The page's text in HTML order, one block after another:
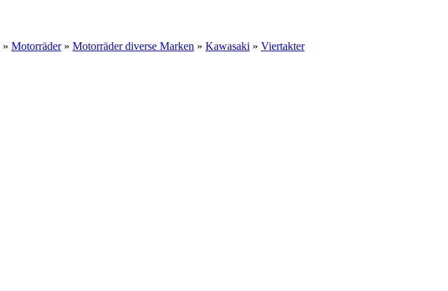
» Motorräder» Motorräder diverse Marken » Kawasaki » Viertakter